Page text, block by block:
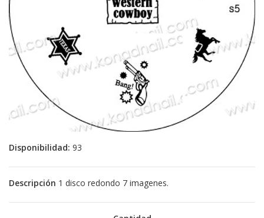
Disponibilidad: 93
Descripción 1 disco redondo 7 imagenes.